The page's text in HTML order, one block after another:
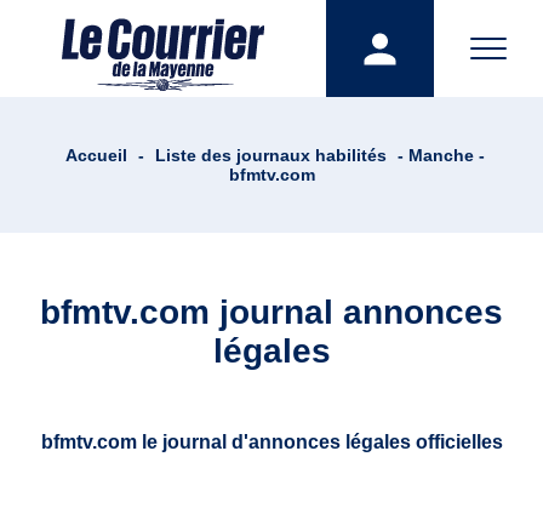
Accueil - Liste des journaux habilités - Manche -
bfmtv.com
bfmtv.com journal annonces
légales
bfmtv.com le journal d'annonces légales officielles